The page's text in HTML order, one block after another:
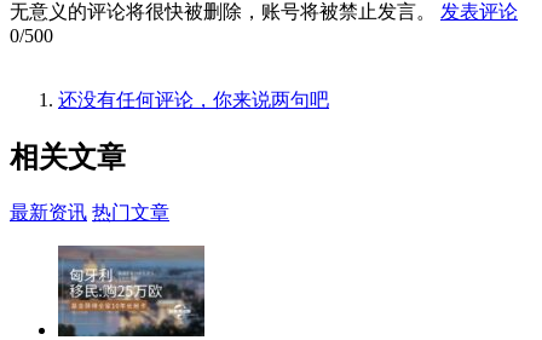
无意义的评论将很快被删除，账号将被禁止发言。
发表评论
0/500
还没有任何评论，你来说两句吧
相关文章
最新资讯 热门文章